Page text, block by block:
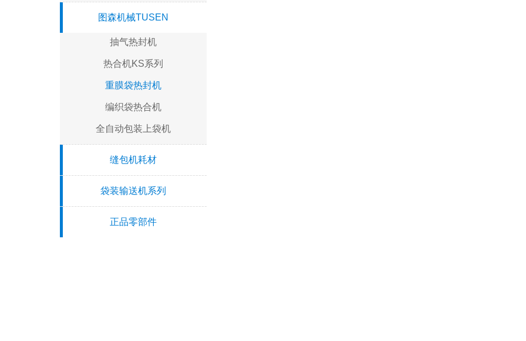
图森机械TUSEN
抽气热封机
热合机KS系列
重膜袋热封机
编织袋热合机
全自动包装上袋机
缝包机耗材
袋装输送机系列
正品零部件